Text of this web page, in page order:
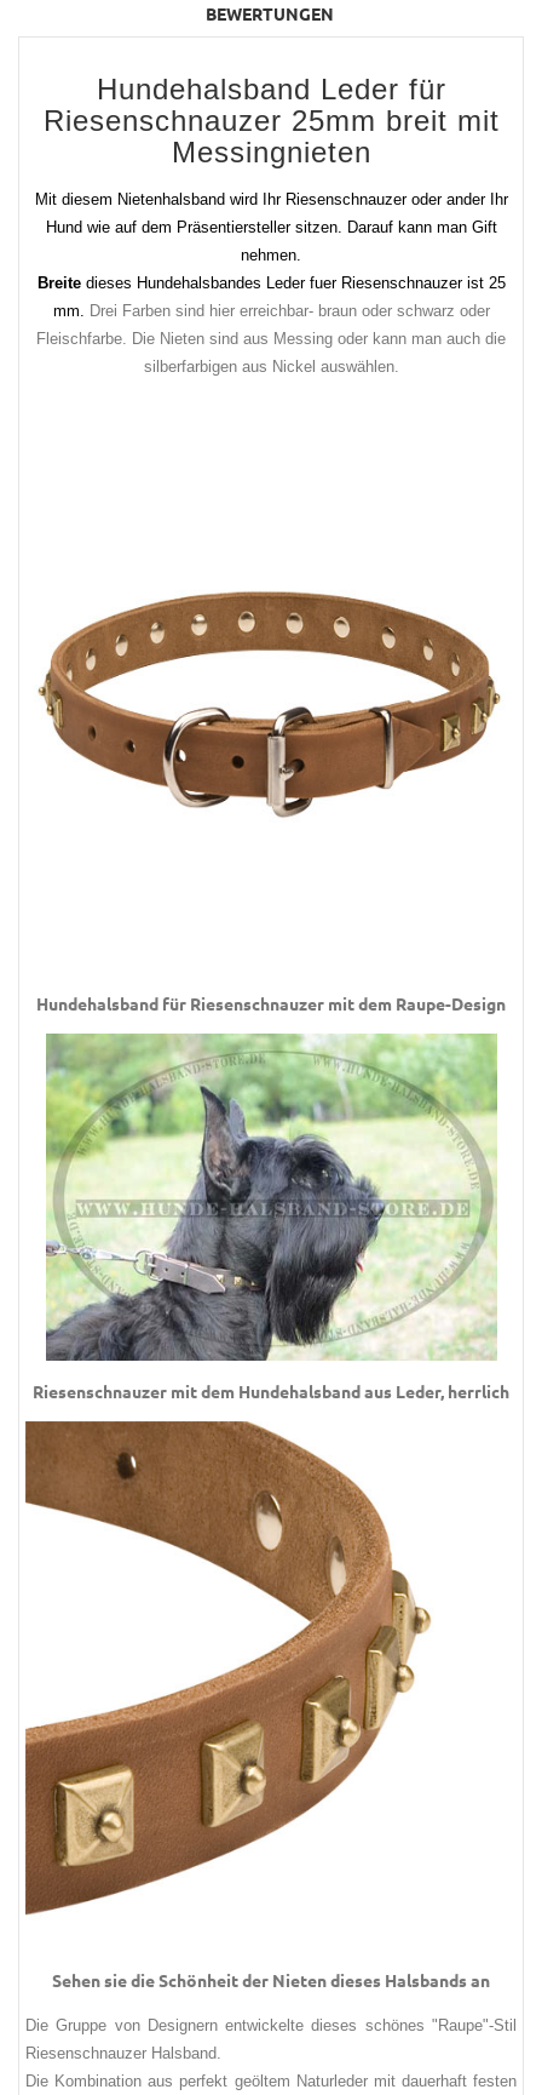
BEWERTUNGEN
Hundehalsband Leder für
Riesenschnauzer 25mm breit mit
Messingnieten
Mit diesem Nietenhalsband wird Ihr Riesenschnauzer oder ander Ihr
Hund wie auf dem Präsentiersteller sitzen. Darauf kann man Gift
nehmen.
Breitedieses Hundehalsbandes Leder fuer Riesenschnauzer ist 25
mm. Drei Farben sind hier erreichbar- braun oder schwarz oder
Fleischfarbe. Die Nieten sind aus Messing oder kann man auch die
silberfarbigen aus Nickel auswählen.
Hundehalsband für Riesenschnauzer mit dem Raupe-Design
Riesenschnauzer mit dem Hundehalsband aus Leder, herrlich
Sehen sie die Schönheit der Nieten dieses Halsbands an
Die Gruppe von Designern entwickelte dieses schönes "Raupe"-Stil
Riesenschnauzer Halsband.
Die Kombination aus perfekt geöltem Naturleder mit dauerhaft festen